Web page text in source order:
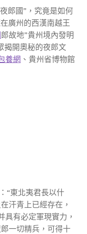
郎國”，究竟是如何
廣州的西漢南越王
郎故地”貴州境內發明
揭開奧秘的夜郎文
養網 、貴州省博物館
“東北夷君長以什
汗青上已經存在，
具有必定軍現實力，
一切精兵，可得十